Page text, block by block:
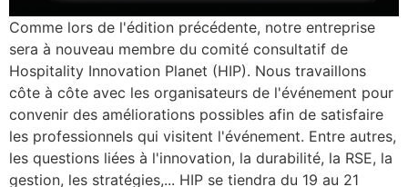
Comme lors de l'édition précédente, notre entreprise
sera à nouveau membre du comité consultatif de
Hospitality Innovation Planet (HIP). Nous travaillons
côte à côte avec les organisateurs de l'événement pour
convenir des améliorations possibles afin de satisfaire
les professionnels qui visitent l'événement. Entre autres,
les questions liées à l'innovation, la durabilité, la RSE, la
gestion, les stratégies,... HIP se tiendra du 19 au 21